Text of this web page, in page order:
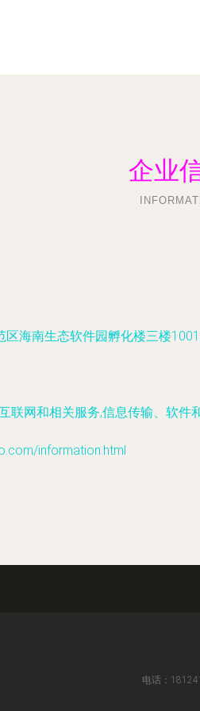
企业
海南生态软件园孵化楼三楼
联网和相关服务,信息传输、软件
information.html
电话：